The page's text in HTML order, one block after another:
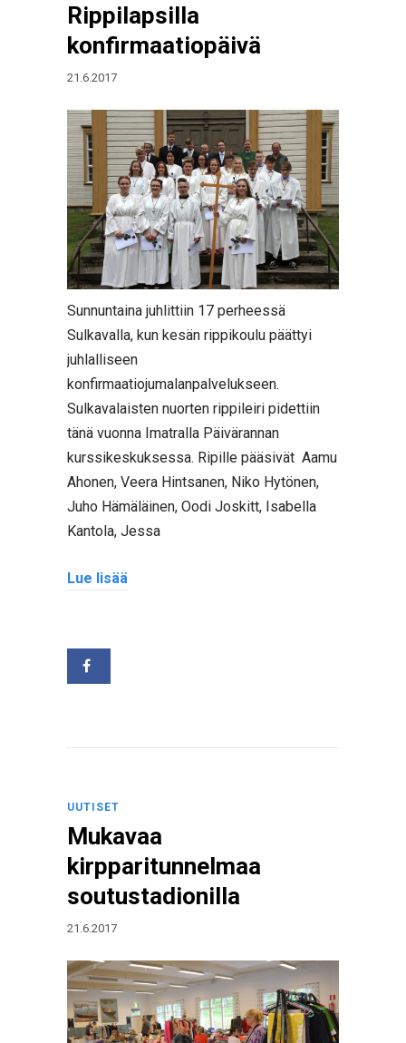
Rippilapsilla
konfirmaatiopäivä
21.6.2017
Sunnuntaina juhlittiin 17 perheessä
Sulkavalla, kun kesän rippikoulu päättyi
juhlalliseen
konfirmaatiojumalanpalvelukseen.
Sulkavalaisten nuorten rippileiri pidettiin
tänä vuonna Imatralla Päivärannan
kurssikeskuksessa. Ripille pääsivät Aamu
Ahonen, Veera Hintsanen, Niko Hytönen,
Juho Hämäläinen, Oodi Joskitt, Isabella
Kantola, Jessa
Lue lisää
UUTISET
Mukavaa
kirpparitunnelmaa
soutustadionilla
21.6.2017